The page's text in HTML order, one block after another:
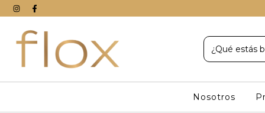
Nosotros